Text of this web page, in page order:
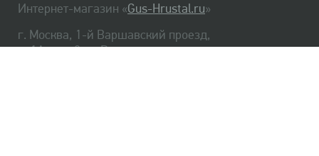
Интернет-магазин «Gus-Hrustal.ru»
г. Москва, 1-й Варшавский проезд,
д. 1А, стр. 3, м. Варшавская